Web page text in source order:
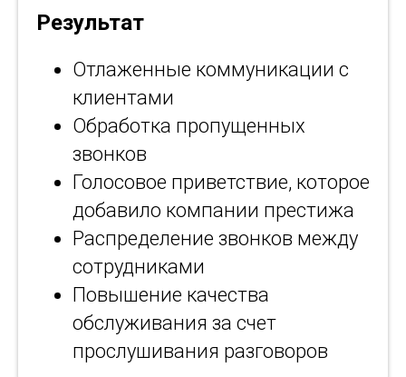
Результат
Отлаженные коммуникации с
клиентами
Обработка пропущенных
звонков
Голосовое приветствие, которое
добавило компании престижа
Распределение звонков между
сотрудниками
Повышение качества
обслуживания за счет
прослушивания разговоров